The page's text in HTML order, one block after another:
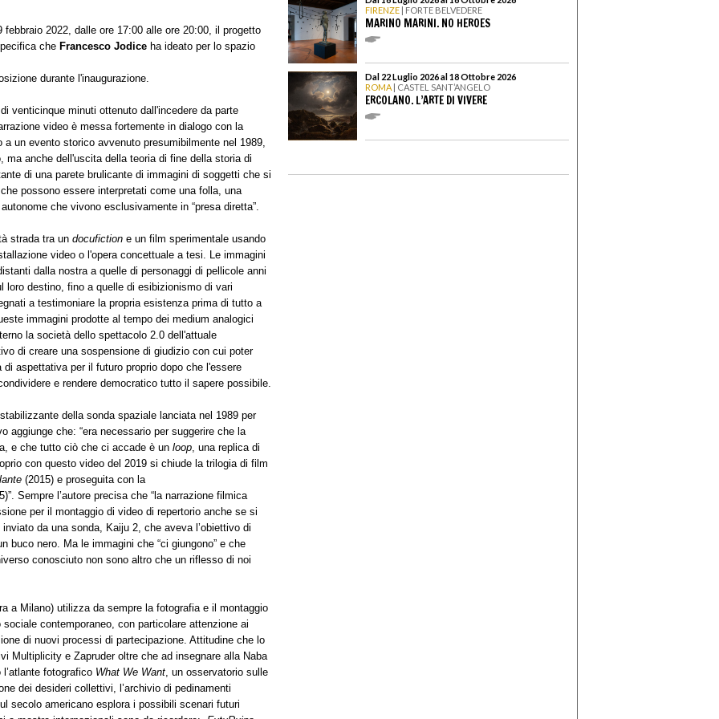
2022, dalle ore 17:00 alle ore 20:00, il progetto
che Francesco Jodice ha ideato per lo spazio
durante l'inaugurazione.
venticinque minuti ottenuto dall'incedere da parte
video è messa fortemente in dialogo con la
a un evento storico avvenuto presumibilmente nel 1989,
ma anche dell'uscita della teoria di fine della storia di
di una parete brulicante di immagini di soggetti che si
possono essere interpretati come una folla, una
che vivono esclusivamente in “presa diretta”.
strada tra un docufiction e un film sperimentale usando
video o l'opera concettuale a tesi. Le immagini
dalla nostra a quelle di personaggi di pellicole anni
loro destino, fino a quelle di esibizionismo di vari
a testimoniare la propria esistenza prima di tutto a
immagini prodotte al tempo dei medium analogici
la società dello spettacolo 2.0 dell'attuale
di creare una sospensione di giudizio con cui poter
aspettativa per il futuro proprio dopo che l'essere
e rendere democratico tutto il sapere possibile.
della sonda spaziale lanciata nel 1989 per
aggiunge che: “era necessario per suggerire che la
e che tutto ciò che ci accade è un loop , una replica di
con questo video del 2019 si chiude la trilogia di film
(2015) e proseguita con la
Sempre l’autore precisa che “la narrazione filmica
per il montaggio di video di repertorio anche se si
da una sonda, Kaiju 2, che aveva l’obiettivo di
buco nero. Ma le immagini che “ci giungono” e che
conosciuto non sono altro che un riflesso di noi
a Milano) utilizza da sempre la fotografia e il montaggio
contemporaneo, con particolare attenzione ai
di nuovi processi di partecipazione. Attitudine che lo
Multiplicity e Zapruder oltre che ad insegnare alla Naba
fotografico What We Want , un osservatorio sulle
dei desideri collettivi, l’archivio di pedinamenti
secolo americano esplora i possibili scenari futuri
FIRENZE | FORTE BELVEDERE
MARINO MARINI. NO HEROES
Dal 22 Luglio 2026 al 18 Ottobre 2026
ROMA | CASTEL SANT’ANGELO
ERCOLANO. L’ARTE DI VIVERE